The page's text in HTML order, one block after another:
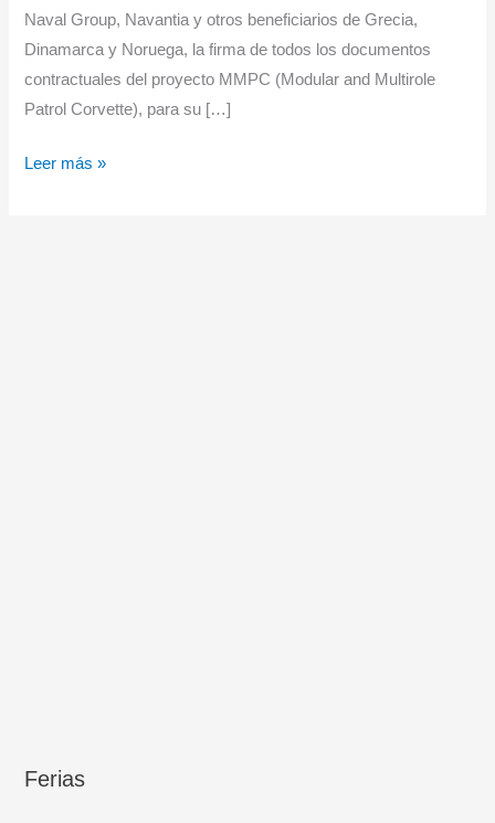
Naval Group, Navantia y otros beneficiarios de Grecia,
Dinamarca y Noruega, la firma de todos los documentos
contractuales del proyecto MMPC (Modular and Multirole
Patrol Corvette), para su […]
Lanzamiento
Leer más »
Ferias